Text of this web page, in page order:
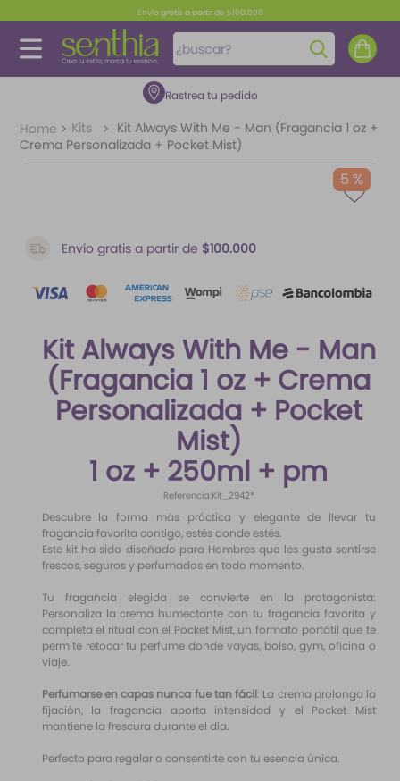
Envío gratis a partir de $100.000
¿buscar?
Rastrea tu pedido
Kits
Kit Always With Me - Man (Fragancia 1 oz +
Crema Personalizada + Pocket Mist)
5 %
Envío gratis a partir de $100.000
Kit Always With Me - Man
(Fragancia 1 oz + Crema
Personalizada + Pocket
Mist)
1 oz + 250ml + pm
Referencia:Kit_2942*
Descubre la forma más práctica y elegante de llevar tu
fragancia favorita contigo, estés donde estés.
Este kit ha sido diseñado para Hombres que les gusta sentirse
frescos, seguros y perfumados en todo momento.
Tu fragancia elegida se convierte en la protagonista:
Personaliza la crema humectante con tu fragancia favorita y
completa el ritual con el Pocket Mist, un formato portátil que te
permite retocar tu perfume donde vayas, bolso, gym, oficina o
viaje.
Perfumarse en capas nunca fue tan fácil: La crema prolonga la
fijación, la fragancia aporta intensidad y el Pocket Mist
mantiene la frescura durante el día.
Perfecto para regalar o consentirte con tu esencia única.
TÉRMINOS MÁS BUSCADOS
1.
perfume
5.
mantequilla
6.
iconic
.
paris hilton
ariana grande
santal 33